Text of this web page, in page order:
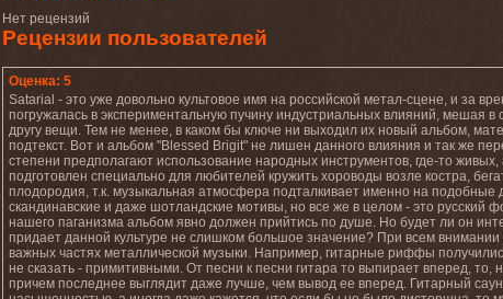
Нет рецензий
Рецензии пользователей
Оценка: 5
Satarial - это уже довольно культовое имя на российской метал-сцене, и за
погружалась в экспериментальную пучину индустриальных влияний, мешая
другу вещи. Тем не менее, в каком бы ключе ни выходил их новый альбом,
подтекст. Вот и альбом "Blessed Brigit" не лишен данного влияния и так же
степени предполагают использование народных инструментов, где-то
подготовлен специально для любителей кружить хороводы возле костра,
плодородия, т.к. музыкальная атмосфера подталкивает именно на подобные
скандинавские и даже шотландские мотивы, но все же в целом - это русский
нашего паганизма альбом явно должен прийтись по душе. Но будет ли он
придает данной культуре не слишком большое значение? При всем
важных частях металлической музыки. Например, гитарные риффы
не сказать - примитивными. От песни к песни гитара то выпирает вперед, то,
причем последнее выглядит даже лучше, чем вывод ее вперед. Гитарный